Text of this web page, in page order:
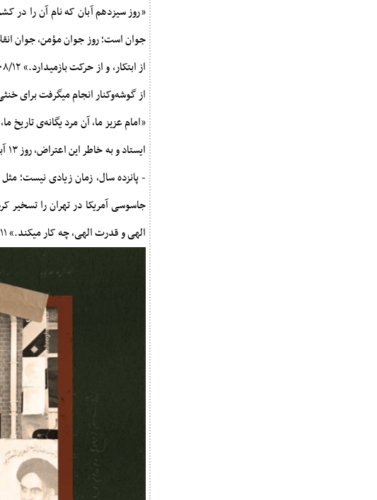
«روز سیزدهم آبان که نام آن را در
جوان است؛ روز جوان مؤمن، جوان
از گوشه‌وکنار انجام میگرفت برای خنثی
«امام عزیز ما، آن مرد یگانه‌ی تاریخ
جاسوسی آمریکا در تهران را تسخیر
الهی و قدرت الهی، چه کار میکند.»